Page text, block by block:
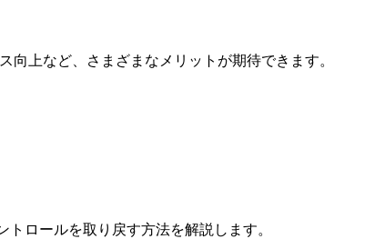
上など、さまざまなメリットが期待できます。
ロールを取り戻す方法を解説します。